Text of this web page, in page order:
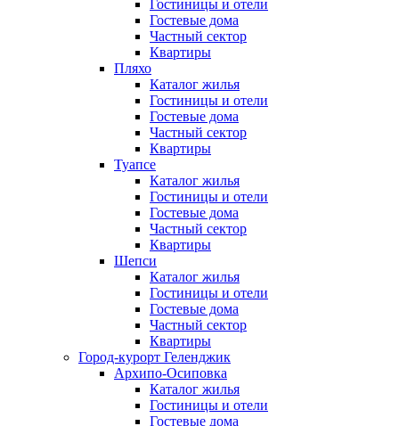
Гостиницы и отели
Гостевые дома
Частный сектор
Квартиры
Пляхо
Каталог жилья
Гостиницы и отели
Гостевые дома
Частный сектор
Квартиры
Туапсе
Каталог жилья
Гостиницы и отели
Гостевые дома
Частный сектор
Квартиры
Шепси
Каталог жилья
Гостиницы и отели
Гостевые дома
Частный сектор
Квартиры
Город-курорт Геленджик
Архипо-Осиповка
Каталог жилья
Гостиницы и отели
Гостевые дома